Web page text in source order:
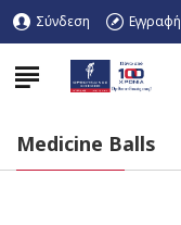
Σύνδεση Εγγραφή
Medicine Balls